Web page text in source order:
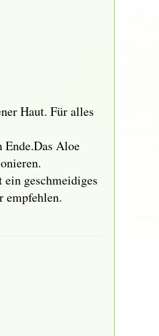
Haut. Für alles
Ende.Das Aloe
geschmeidiges
empfehlen.